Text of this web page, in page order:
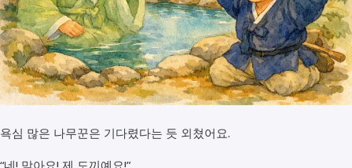
욕심 많은 나무꾼은 기다렸다는 듯 외쳤어요.